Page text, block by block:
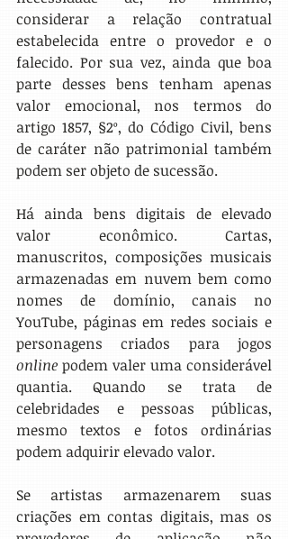
considerar a relação contratual
estabelecida entre o provedor e o
falecido. Por sua vez, ainda que boa
parte desses bens tenham apenas
valor emocional, nos termos do
artigo 1857, §2º, do Código Civil, bens
de caráter não patrimonial também
podem ser objeto de sucessão.
Há ainda bens digitais de elevado
valor econômico. Cartas,
manuscritos, composições musicais
armazenadas em nuvem bem como
nomes de domínio, canais no
YouTube, páginas em redes sociais e
online podem valer uma considerável
quantia. Quando se trata de
celebridades e pessoas públicas,
mesmo textos e fotos ordinárias
podem adquirir elevado valor.
Se artistas armazenarem suas
criações em contas digitais, mas os